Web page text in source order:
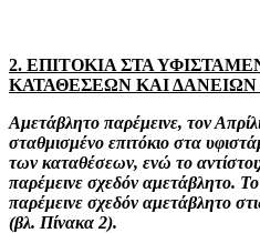
2. ΕΠΙΤΟΚΙΑ ΣΤΑ
ΚΑΤΑΘΕΣΕΩΝ ΚΑΙ
Αμετάβλητο παρέμεινε, τον
σταθμισμένο επιτόκιο στα
των καταθέσεων, ενώ το
παρέμεινε σχεδόν αμετάβλητο.
παρέμεινε σχεδόν αμετάβλητο
(βλ. Πίνακα 2).